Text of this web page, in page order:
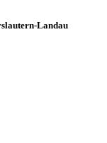
Landau